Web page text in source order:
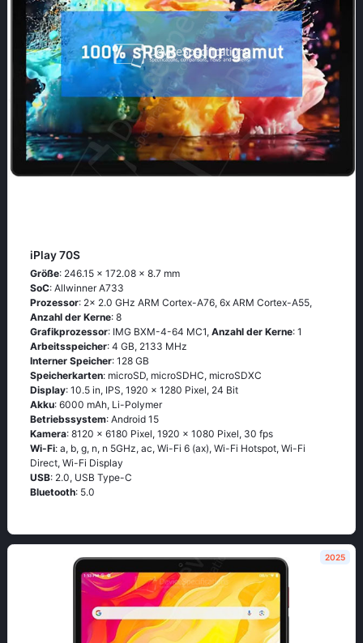
iPlay 70S
Größe: 246.15 x 172.08 x 8.7 mm
SoC: Allwinner A733
Prozessor: 2x 2.0 GHz ARM Cortex-A76, 6x ARM Cortex-A55,
Anzahl der Kerne: 8
Grafikprozessor: IMG BXM-4-64 MC1, Anzahl der Kerne: 1
Arbeitsspeicher: 4 GB, 2133 MHz
Interner Speicher: 128 GB
Speicherkarten: microSD, microSDHC, microSDXC
Display: 10.5 in, IPS, 1920 x 1280 Pixel, 24 Bit
Akku: 6000 mAh, Li-Polymer
Betriebssystem: Android 15
Kamera: 8120 x 6180 Pixel, 1920 x 1080 Pixel, 30 fps
Wi-Fi: a, b, g, n, n 5GHz, ac, Wi-Fi 6 (ax), Wi-Fi Hotspot, Wi-Fi
Direct, Wi-Fi Display
USB: 2.0, USB Type-C
Bluetooth: 5.0
2025